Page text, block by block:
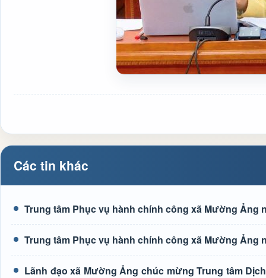
Các tin khác
Trung tâm Phục vụ hành chính công xã Mường Ảng
Trung tâm Phục vụ hành chính công xã Mường Ảng
Lãnh đạo xã Mường Ảng chúc mừng Trung tâm